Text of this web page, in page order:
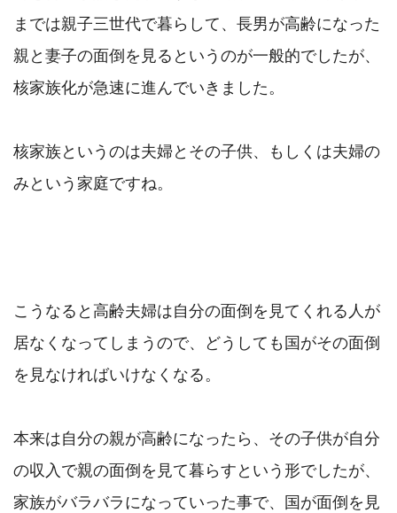
までは親子三世代で暮らして、長男が高齢になった
親と妻子の面倒を見るというのが一般的でしたが、
核家族化が急速に進んでいきました。
核家族というのは夫婦とその子供、もしくは夫婦の
みという家庭ですね。
こうなると高齢夫婦は自分の面倒を見てくれる人が
居なくなってしまうので、どうしても国がその面倒
を見なければいけなくなる。
本来は自分の親が高齢になったら、その子供が自分
の収入で親の面倒を見て暮らすという形でしたが、
家族がバラバラになっていった事で、国が面倒を見